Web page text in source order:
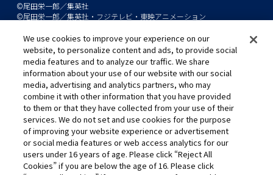
©尾田栄一郎／集英社
©尾田栄一郎／集英社・フジテレビ・東映アニメーション
このwebサイトに記載されているすべての画像・テキスト・データの無
断転用、転載をお断りします。
開発中につき、本サイトで使用している画像と実際の商品とは異なる場
合があります。
※AppleとAppleのロゴは、米国およびその他の国で登録されたApple
Inc.の商標です。
※Google Play および Google Play ロゴは、Google LLC の商標です。
We use cookies to improve your experience on our
website, to personalize content and ads, to provide social
media features and to analyze our traffic. We share
information about your use of our website with our social
media, advertising and analytics partners, who may
combine it with other information that you have provided
to them or that they have collected from your use of their
services. We do not set and use cookies for the purpose
of improving your website experience or advertisement
or social media features or web access analytics for our
users under 16 years of age. Please click “Reject All
Cookies” if you are below the age of 16. Please click